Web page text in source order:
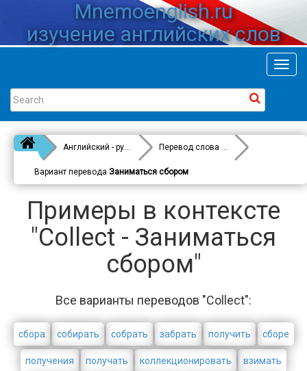
Mnemoenglish.ru
изучение английских слов
Английский - русский Перевод слова
Collect
Вариант перевода Заниматься сбором
Примеры в контексте
"Collect - Заниматься
сбором"
Все варианты переводов "Collect":
сбора собирать собрать забрать получить сборе
получения получать коллекционировать взимать